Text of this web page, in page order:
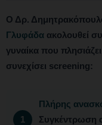
Ο Δρ.
Γλυφάδα ακολουθεί
γυναίκα που
συνεχίσει screening:
Πλήρης
Συγκέντρωση